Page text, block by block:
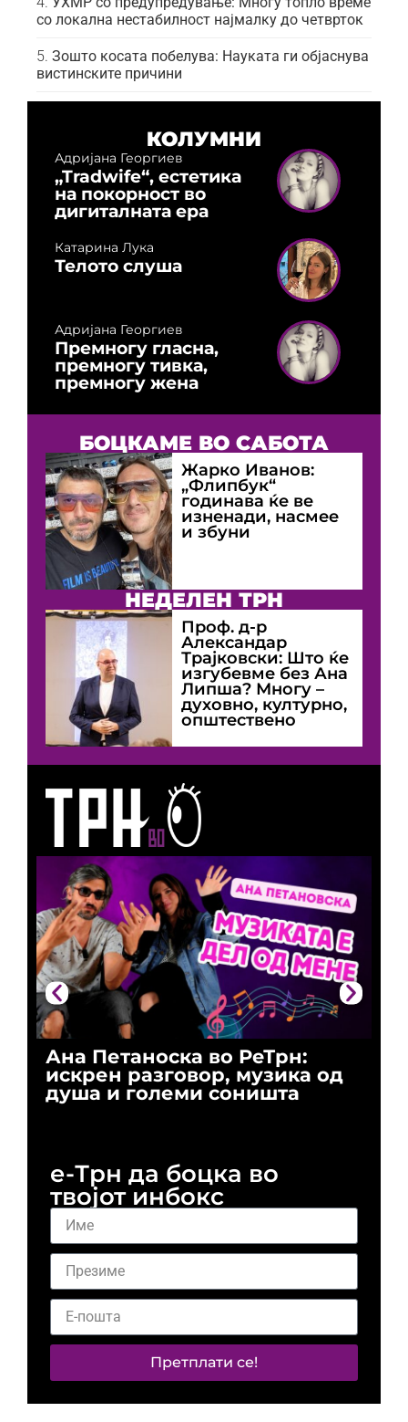
со локална нестабилност најмалку до четврток
Зошто косата побелува: Науката ги објаснува
вистинските причини
Ана Петаноска во РеТрн:
искрен разговор, музика од
душа и големи соништа
КОЛУМНИ
Адријана Георгиев
„Tradwife“, естетика
на покорност во
дигиталната ера
Катарина Лука
Телото слуша
Адријана Георгиев
Премногу гласна,
премногу тивка,
премногу жена
БОЦКАМЕ ВО САБОТА
Жарко Иванов:
„Флипбук“
годинава ќе ве
изненади, насмее
и збуни
НЕДЕЛЕН ТРН
Проф. д-р
Александар
Трајковски: Што ќе
изгубевме без Ана
Липша? Многу –
духовно, културно,
општествено
е-Трн да боцка во
твојот инбокс
Претплати се!